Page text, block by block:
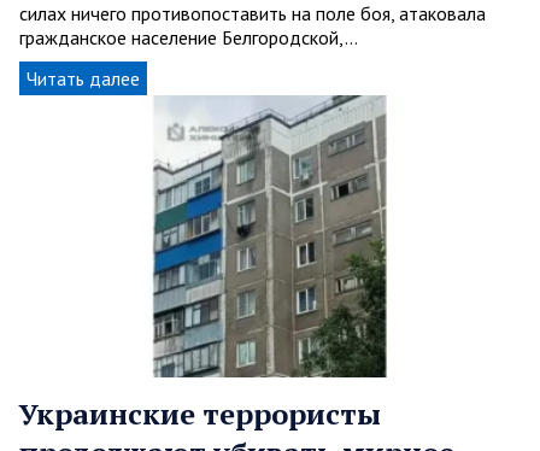
силах ничего противопоставить на поле боя, атаковала
гражданское население Белгородской,…
Читать далее
Украинские террористы